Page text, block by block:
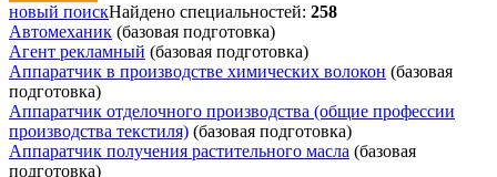
новый поискНайдено специальностей: 258
Автомеханик (базовая подготовка)
Агент рекламный (базовая подготовка)
Аппаратчик в производстве химических волокон (базовая
подготовка)
Аппаратчик отделочного производства (общие профессии
производства текстиля) (базовая подготовка)
Аппаратчик получения растительного масла (базовая
подготовка)